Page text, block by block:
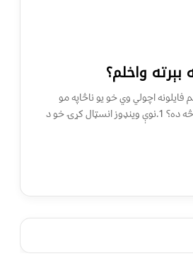
بېرته واخلم؟
اچولي وي خو يو ناڅاپه مو
وينډوز کار پريښی وي؟ هو ولې نه. نو د حل لاره يې څه ده؟ 1.نوې وينډوز انسټال کړۍ خو د